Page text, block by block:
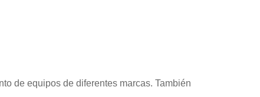
de equipos de diferentes marcas. También